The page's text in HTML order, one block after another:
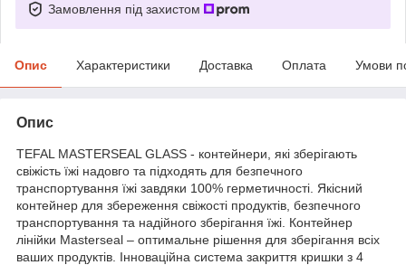
Замовлення під захистом
Опис Характеристики Доставка Оплата Умови
Опис
TEFAL MASTERSEAL GLASS - контейнери, які зберігають
свіжість їжі надовго та підходять для безпечного
транспортування їжі завдяки 100% герметичності. Якісний
контейнер для збереження свіжості продуктів, безпечного
транспортування та надійного зберігання їжі. Контейнер
лінійки Masterseal – оптимальне рішення для зберігання всіх
ваших продуктів. Інноваційна система закриття кришки з 4